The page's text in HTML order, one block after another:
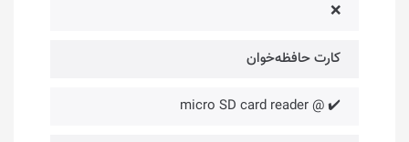
❌
کارت حافظه‌خوان
✔️ @ micro SD card reader